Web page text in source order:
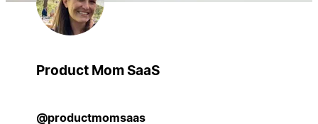
Product Mom SaaS
@productmomsaas